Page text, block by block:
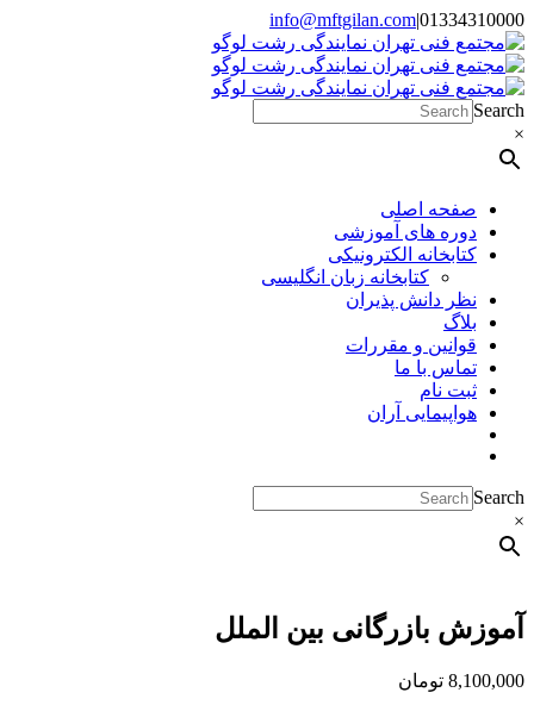
Skip
to
content
01334310000
|
info@mftgilan.com
Instagram
LinkedIn
Search
×
صفحه اصلی
دوره های آموزشی
کتابخانه الکترونیکی
کتابخانه زبان انگلیسی
نظر دانش پذیران
بلاگ
قوانین و مقررات
تماس با ما
ثبت نام
هواپیمایی آران
Search
×
آموزش بازرگانی بین الملل
8,100,000 تومان